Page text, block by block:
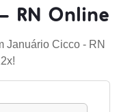
RN Online
Januário Cicco - RN